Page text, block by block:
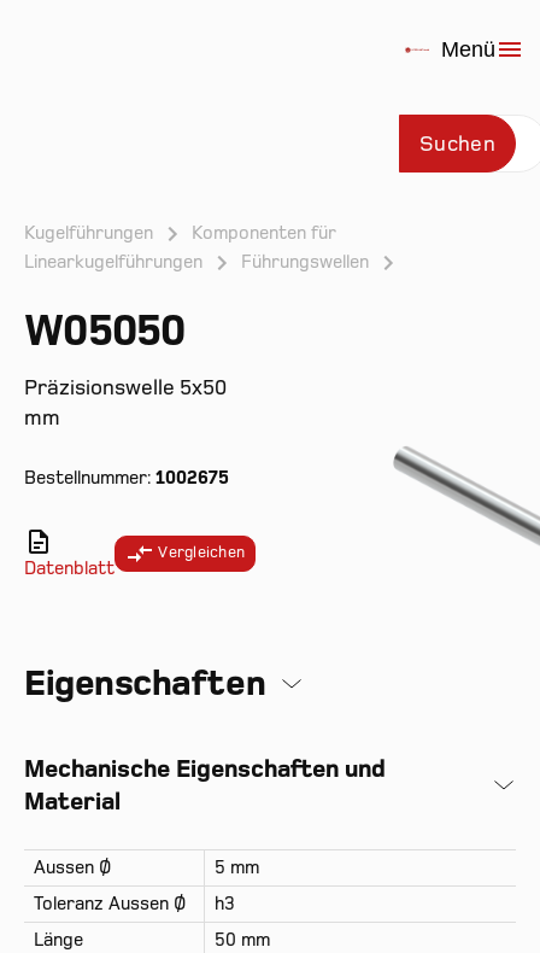
Menü
Suchen
Kugelführungen
Komponenten für
Linearkugelführungen
Führungswellen
W05050
Präzisionswelle 5x50
mm
Bestellnummer: 1002675
Datenblatt
Vergleichen
Eigenschaften
Mechanische Eigenschaften und
Material
Aussen Ø
5 mm
Toleranz Aussen Ø
h3
Länge
50 mm